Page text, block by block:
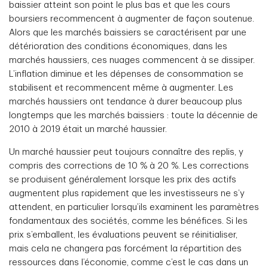
baissier atteint son point le plus bas et que les cours
boursiers recommencent à augmenter de façon soutenue.
Alors que les marchés baissiers se caractérisent par une
détérioration des conditions économiques, dans les
marchés haussiers, ces nuages commencent à se dissiper.
L’inflation diminue et les dépenses de consommation se
stabilisent et recommencent même à augmenter. Les
marchés haussiers ont tendance à durer beaucoup plus
longtemps que les marchés baissiers : toute la décennie de
2010 à 2019 était un marché haussier.
Un marché haussier peut toujours connaître des replis, y
compris des corrections de 10 % à 20 %. Les corrections
se produisent généralement lorsque les prix des actifs
augmentent plus rapidement que les investisseurs ne s’y
attendent, en particulier lorsqu’ils examinent les paramètres
fondamentaux des sociétés, comme les bénéfices. Si les
prix s’emballent, les évaluations peuvent se réinitialiser,
mais cela ne changera pas forcément la répartition des
ressources dans l’économie, comme c’est le cas dans un